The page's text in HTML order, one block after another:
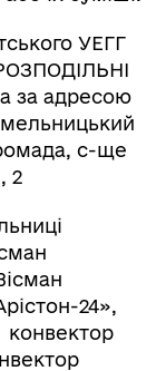
УЕГГ
за адресою
с-ще
2
24»,
конвектор